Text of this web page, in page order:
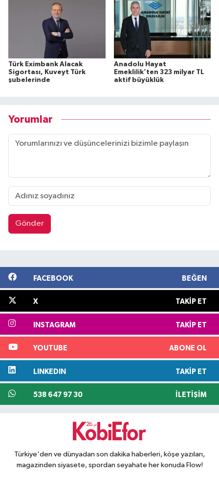
Türk Eximbank Alacak
Sigortası, Kuveyt Türk
şubelerinde
Anadolu Hayat
Emeklilik’ten 323 milyar TL
aktif büyüklük
Yorumlar
Gönder
FACEBOOK BEĞEN
X TAKIP ET
INSTAGRAM TAKIP ET
YOUTUBE ABONE OL
LINKEDIN TAKIP ET
538 647 97 30 İLETIŞIM
Türkiye'den ve dünyadan son dakika haberleri, köşe yazıları,
magazinden siyasete, spordan seyahate her konuda Flow!